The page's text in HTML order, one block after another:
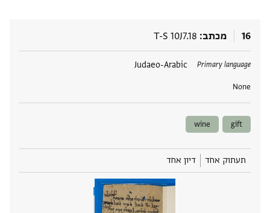
16 מכתב T-S 10J7.18
Primary language
Judaeo-Arabic
None
תגים
gift
wine
תעתוק אחד דיון אחד